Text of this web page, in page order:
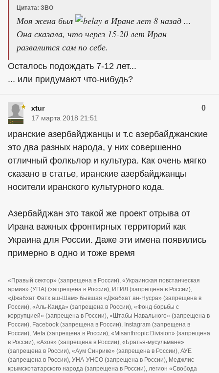
Цитата: ЗВО
Моя жена был
в Иране лет 8 назад ...
Она сказала, что через 15-20 лет Иран
развалится сам по себе.
Осталось подождать 7-12 лет...
... или придумают что-нибудь?
xtur 0
17 марта 2018 21:51
иранские азербайджанцы и т.с азербайджанские
это два разных народа, у них совершенно
отличный фолкьлор и культура. Как очень мягко
сказано в статье, иранские азербайджанцы
носители иранского культурного кода.
Азербайджан это такой же проект отрыва от
Ирана важных фронтирных территорий как
Украина для России. Даже эти имена появились
примерно в одно и тоже время
«Правый сектор» (запрещена в России), «Украинская повстанческая
армия» (УПА) (запрещена в России), ИГИЛ (запрещена в России),
«Джабхат Фатх аш-Шам» бывшая «Джабхат ан-Нусра» (запрещена в
России), «Аль-Каида» (запрещена в России), «Фонд борьбы с
коррупцией» (запрещена в России), «Штабы Навального» (запрещена в
России), Facebook (запрещена в России), Instagram (запрещена в
России), Meta (запрещена в России), «Misanthropic Division» (запрещена
в России), «Азов» (запрещена в России), «Братья-мусульмане»
(запрещена в России), «Аум Синрике» (запрещена в России), АУЕ
(запрещена в России), УНА-УНСО (запрещена в России), Меджлис
крымскотатарского народа (запрещена в России), легион «Свобода